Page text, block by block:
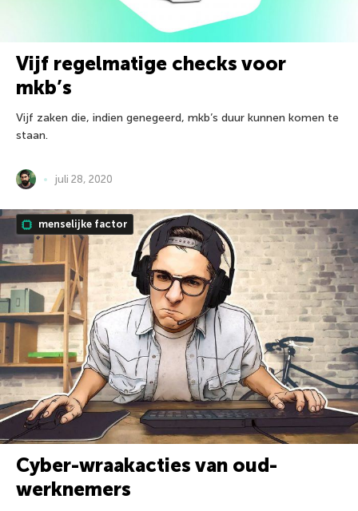
Vijf regelmatige checks voor
mkb’s
Vijf zaken die, indien genegeerd, mkb’s duur kunnen komen te
staan.
juli 28, 2020
menselijke factor
Cyber-wraakacties van oud-
werknemers